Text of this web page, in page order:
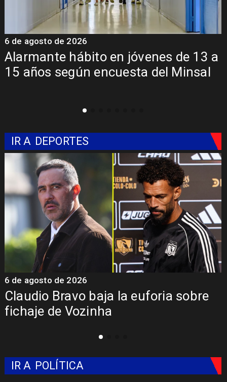
Alarmante hábito en jóvenes de 13 a
15 años según encuesta del Minsal
6 de agosto de 2026
IR A DEPORTES
Claudio Bravo baja la euforia sobre
fichaje de Vozinha
6 de agosto de 2026
IR A POLÍTICA